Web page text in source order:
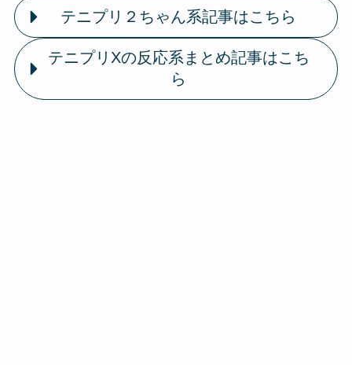
テニプリ２ちゃん系記事はこちら
テニプリXの反応系まとめ記事はこち
ら